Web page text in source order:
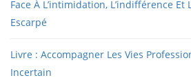
Face À L’intimidation, L’indifférence Et
Escarpé
Livre : Accompagner Les Vies
Incertain